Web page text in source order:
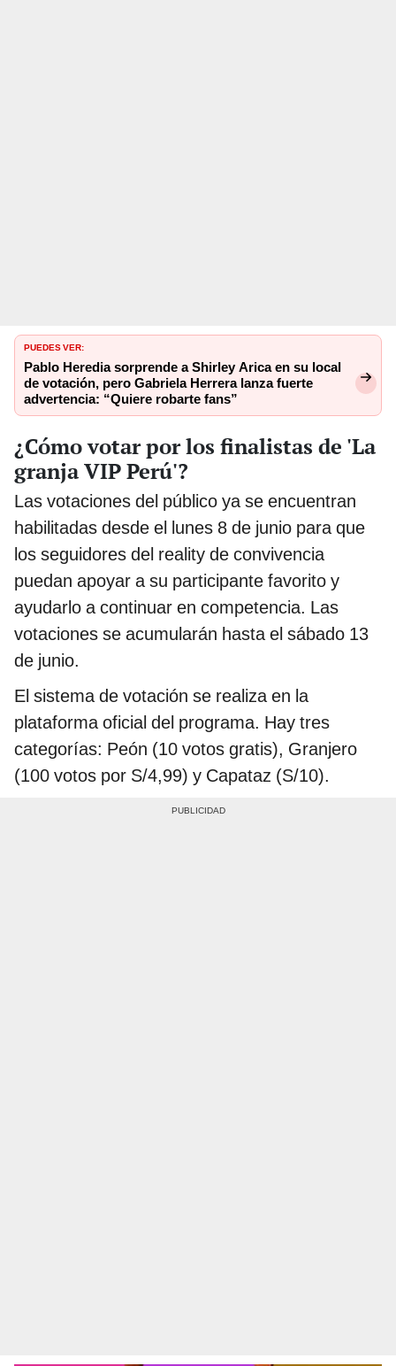
PUEDES VER:
Pablo Heredia sorprende a Shirley Arica en su local
de votación, pero Gabriela Herrera lanza fuerte
advertencia: “Quiere robarte fans”
¿Cómo votar por los finalistas de 'La
granja VIP Perú'?
Las votaciones del público ya se encuentran
habilitadas desde el lunes 8 de junio para que
los seguidores del reality de convivencia
puedan apoyar a su participante favorito y
ayudarlo a continuar en competencia. Las
votaciones se acumularán hasta el sábado 13
de junio.
El sistema de votación se realiza en la
plataforma oficial del programa. Hay tres
categorías: Peón (10 votos gratis), Granjero
(100 votos por S/4,99) y Capataz (S/10).